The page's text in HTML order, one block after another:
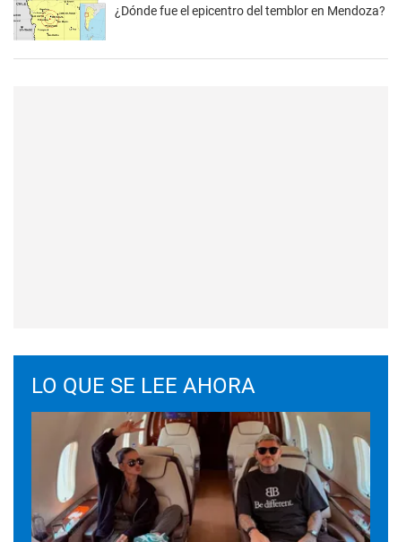
¿Dónde fue el epicentro del temblor en Mendoza?
LO QUE SE LEE AHORA